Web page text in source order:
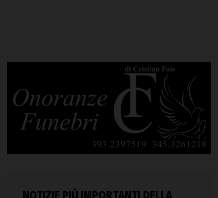
NOTIZIE PIÙ IMPORTANTI DELLA